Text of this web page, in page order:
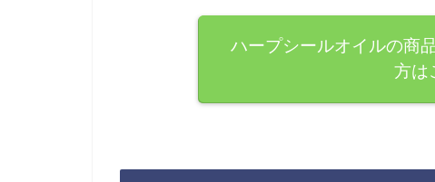
ハープシールオイルの商
方は